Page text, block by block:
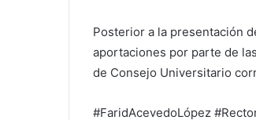
Posterior a la presentación
aportaciones por parte de
de Consejo Universitario
#FaridAcevedoLópez